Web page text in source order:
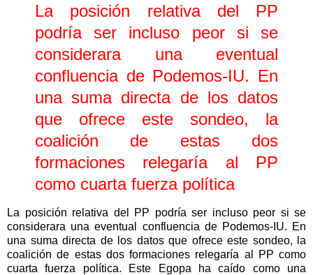
La posición relativa del PP
podría ser incluso peor si se
considerara una eventual
confluencia de Podemos-IU. En
una suma directa de los datos
que ofrece este sondeo, la
coalición de estas dos
formaciones relegaría al PP
como cuarta fuerza política
La posición relativa del PP podría ser incluso peor si se
considerara una eventual confluencia de Podemos-IU. En
una suma directa de los datos que ofrece este sondeo, la
coalición de estas dos formaciones relegaría al PP como
cuarta fuerza política. Este Egopa ha caído como una